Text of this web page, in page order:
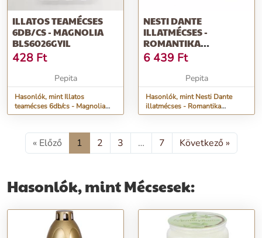
ILLATOS TEAMÉCSES
6DB/CS - MAGNOLIA
BLS6026GYIL
428 Ft
Pepita
Hasonlók, mint Illatos
teamécses 6db/cs - Magnolia
BLS6026GYIL
NESTI DANTE
ILLATMÉCSES -
ROMANTIKA
LEVENDULA-VERBÉNA
6 439 Ft
Pepita
Hasonlók, mint Nesti Dante
illatmécses - Romantika
Levendula-verbéna
« Előző 1 2 3 … 7 Következő »
Hasonlók, mint Mécsesek: